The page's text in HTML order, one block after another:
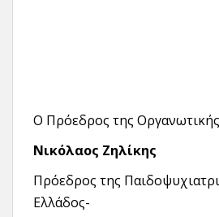
Ο Πρόεδρος της
Νικόλαος Ζηλίκης
Πρόεδρος της
Ελλάδος-